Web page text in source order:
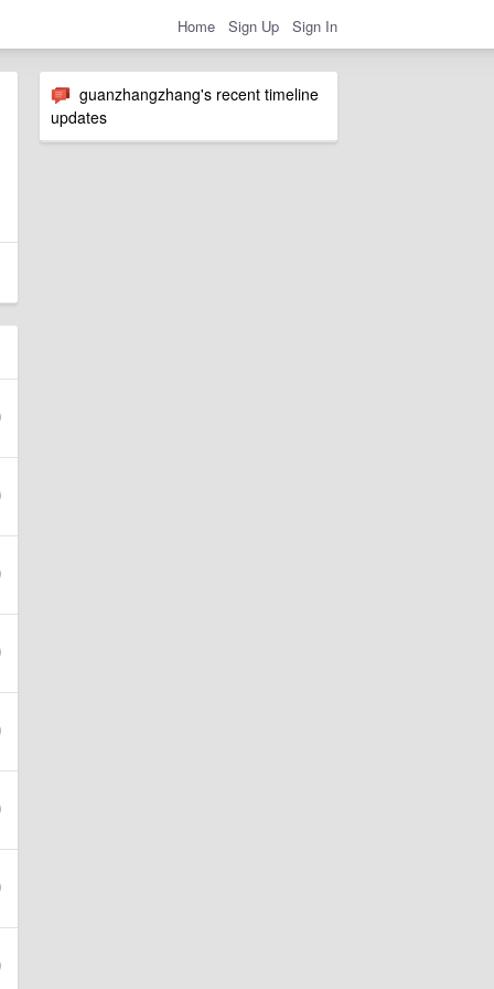
Home Sign Up Sign In
guanzhangzhang's recent timeline
updates